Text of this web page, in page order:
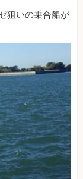
狙いの乗合船が